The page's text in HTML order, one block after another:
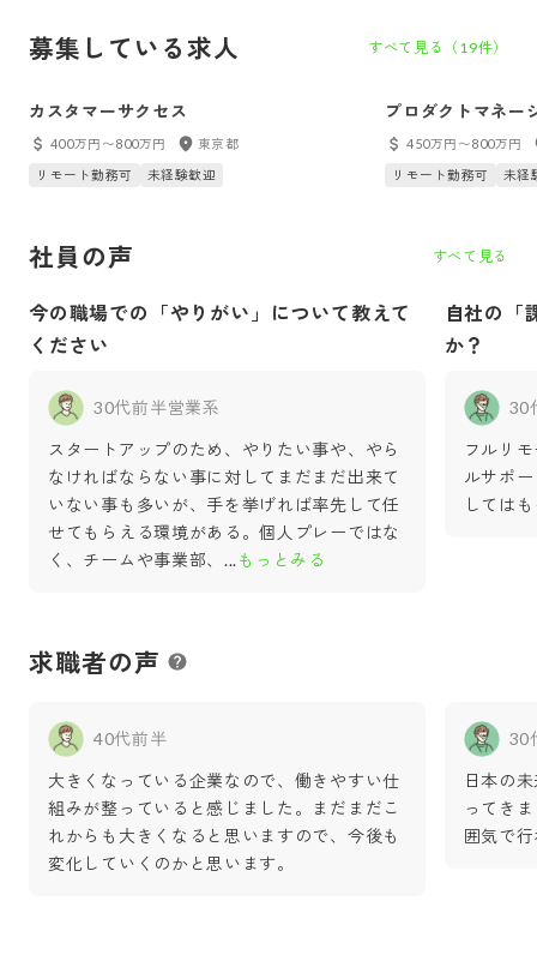
募集している求人 すべて見る（ 19件）
カスタマーサクセス
400万円〜800万円
東京都
リモート勤務可
未経験歓迎
プロダクトマネー
450万円〜800万円
リモート勤務可
未経
社員の声 すべて見る
今の職場での「やりがい」について教えて
ください
30代前半営業系
スタートアップのため、やりたい事や、やら
なければならない事に対してまだまだ出来て
いない事も多いが、手を挙げれば率先して任
せてもらえる環境がある。個人プレーではな
く、チームや事業部、 ...もっとみる
自社の「
か？
30
フルリ
ルサポ
しては
求職者の声
40代前半
大きくなっている企業なので、働きやすい仕
組みが整っていると感じました。まだまだこ
れからも大きくなると思いますので、今後も
変化していくのかと思います。
30
日本の
ってき
囲気で